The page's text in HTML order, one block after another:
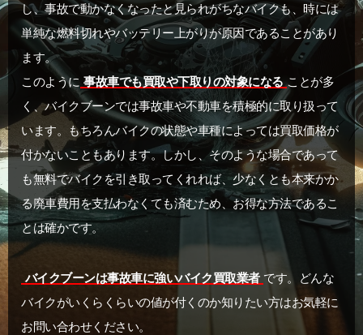
し、事故で動かなくなったと見られがちなバイクも、時には
単純な燃料切れやバッテリー上がりが原因であることがあり
ます。
このように 事故車でも買取や下取りの対象になる ことが多
く、バイクブーンでは事故車や不動車を積極的に取り扱って
います。もちろんバイクの状態や車種によっては買取価格が
付かないこともあります。しかし、そのような場合であって
も無料でバイクを引き取ってくれれば、少なくとも本来かか
る廃車費用を支払わなくても済むため、お得な方法であるこ
とは確かです。
バイクブーンは事故車に強いバイク買取業者 です。どんな
バイクがいくらくらいの値が付くのか知りたい方はお気軽に
お問い合わせください。